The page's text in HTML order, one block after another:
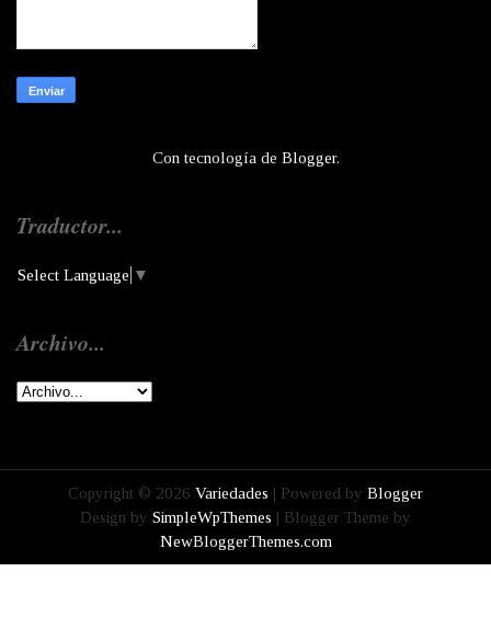
Con tecnología de Blogger.
Traductor...
Select Language ▼
Archivo...
Copyright © 2026 Variedades | Powered by Blogger
Design by SimpleWpThemes | Blogger Theme by
NewBloggerThemes.com